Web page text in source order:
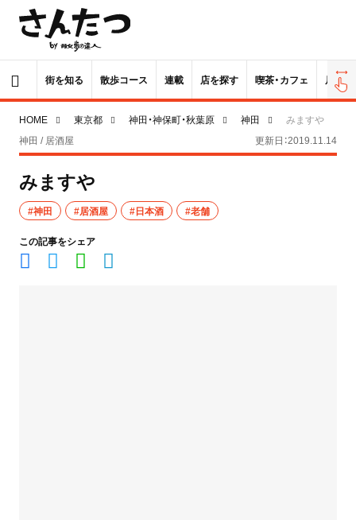
街を知る 散歩コース 連載 店を探す 喫茶・カフェ 居酒屋
HOME 東京都 神田・神保町・秋葉原 神田
みますや
神田 / 居酒屋
更新日：2019.11.14
みますや
#神田 #居酒屋 #日本酒 #老舗
この記事をシェア